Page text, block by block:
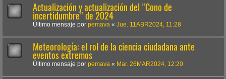
Actualización y actualización del "Cono de
incertidumbre" de 2024
Último mensaje por pemava « Jue. 11ABR2024, 11:28
Meteorología: el rol de la ciencia ciudadana ante
eventos extremos
Último mensaje por pemava « Mar. 26MAR2024, 12:20